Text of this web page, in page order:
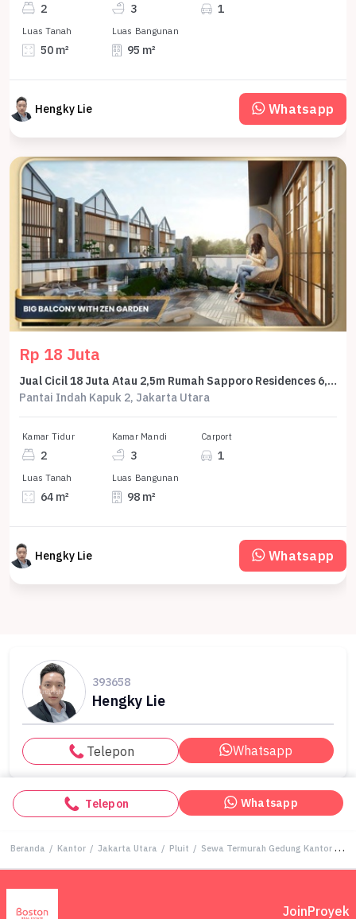
2 3 1
Luas Tanah
50 m²
Luas Bangunan
95 m²
Hengky Lie Whatsapp
Rp 18 Juta
Jual Cicil 18 Juta Atau 2,5m Rumah Sapporo Residences 6,5x10 Azumi Hoek 3 Lantai Samping Pasir Putih Villa Pik2 - Sell House Sapporo 6,5x10 Azumi Corner 3 Floor Side Of Pasir Putih Villa Pik 2
Pantai Indah Kapuk 2, Jakarta Utara
Kamar Tidur
2
Kamar Mandi
3
Carport
1
Luas Tanah
64 m²
Luas Bangunan
98 m²
Hengky Lie Whatsapp
393658
Hengky Lie
Telepon Whatsapp
Telepon Whatsapp
Beranda / Kantor / Jakarta Utara / Pluit / Sewa Termurah Gedung Kantor 150 M2 200 M2 300 M2 400 M2 500 M2 Landmark Pluit Office Tower E Lantai Sedang
JoinProyek